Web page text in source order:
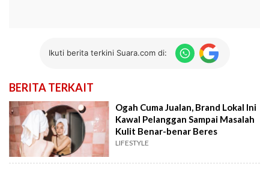
Ikuti berita terkini Suara.com di:
BERITA TERKAIT
Ogah Cuma Jualan, Brand Lokal Ini
Kawal Pelanggan Sampai Masalah
Kulit Benar-benar Beres
LIFESTYLE